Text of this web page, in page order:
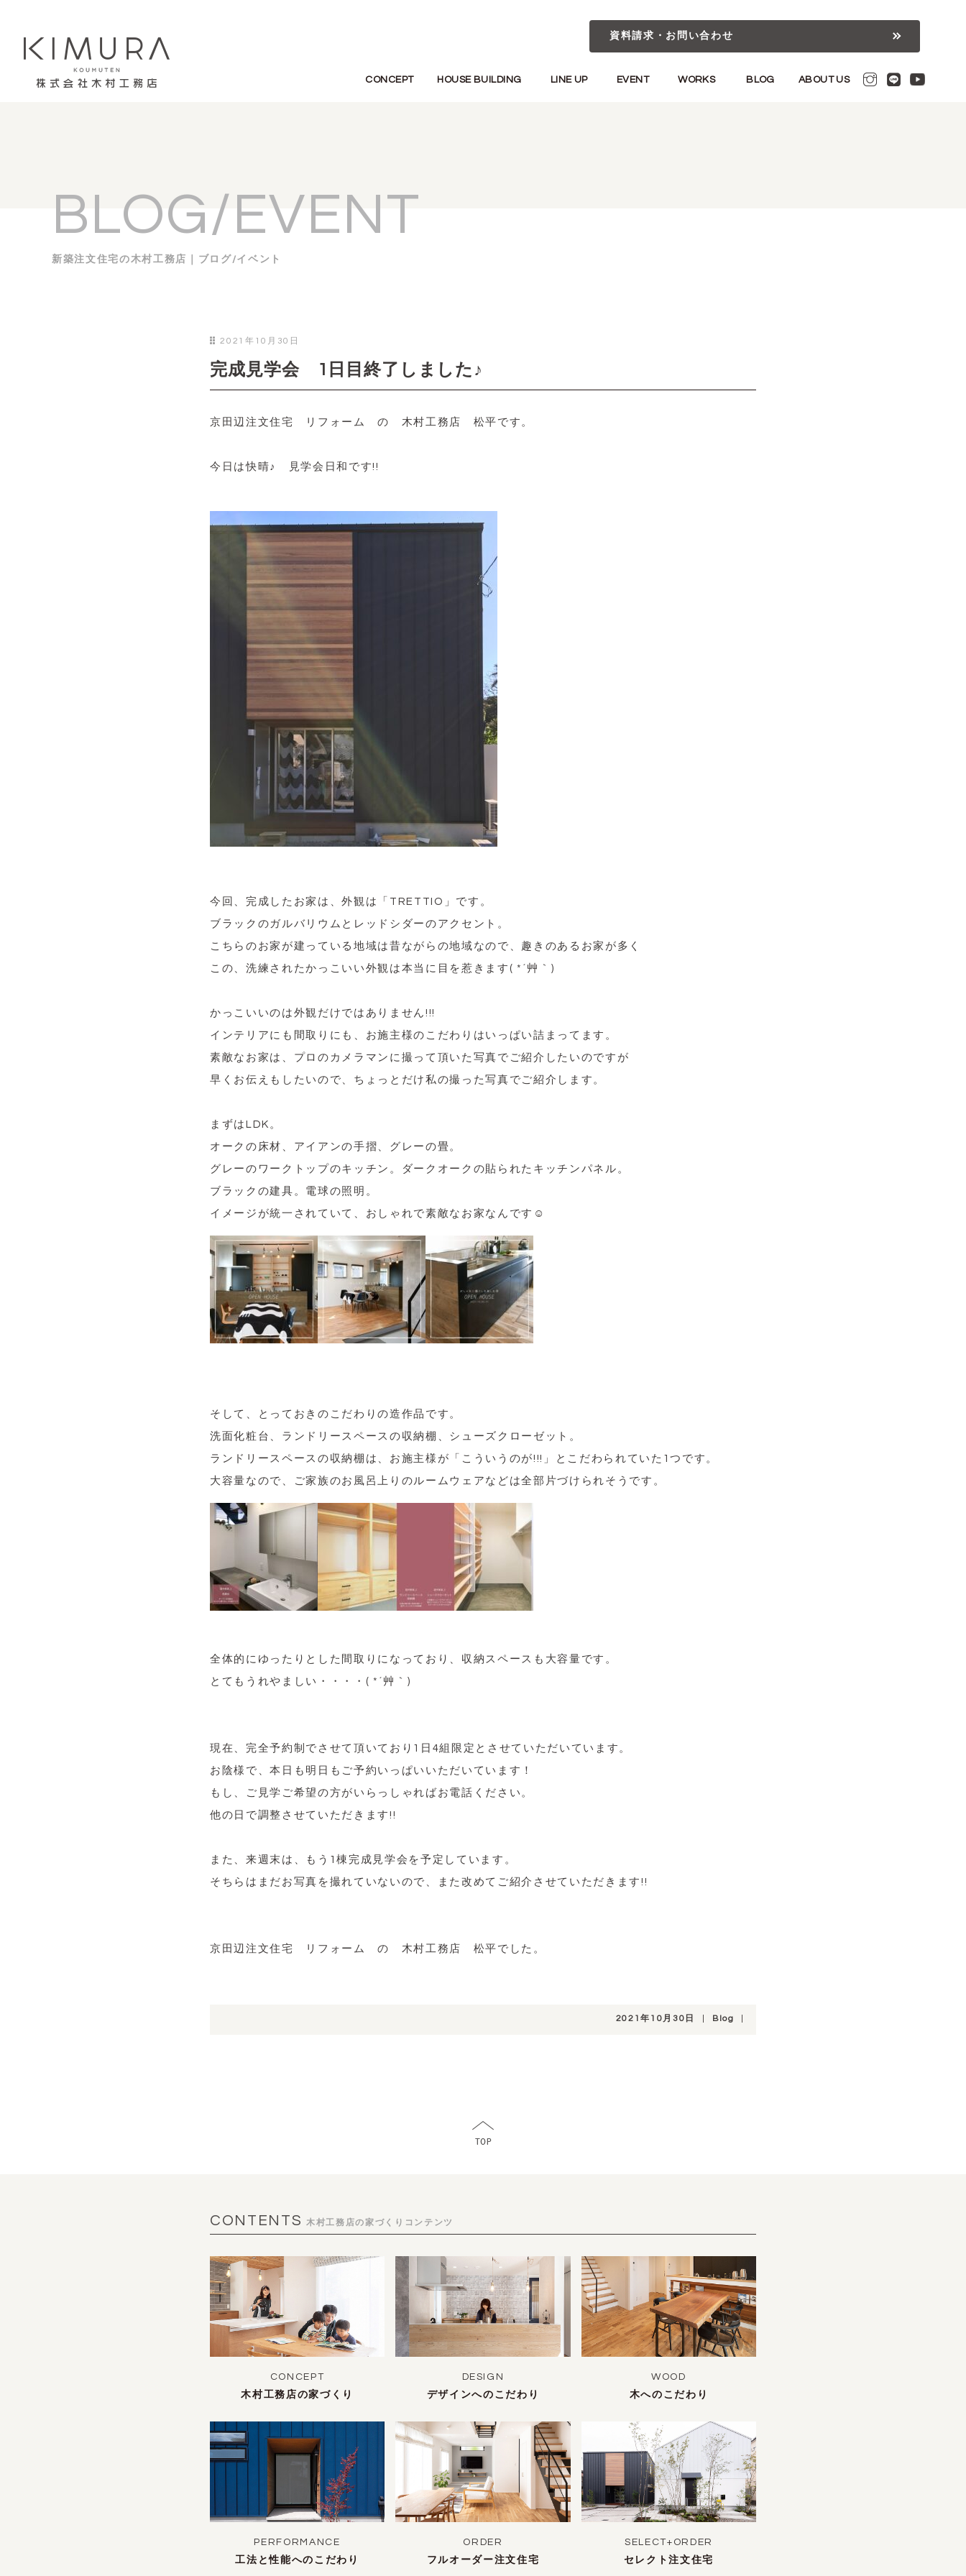
資料請求・お問い合わせ
CONCEPT HOUSE BUILDING LINE UP EVENT WORKS BLOG ABOUT US
BLOG/EVENT
新築注文住宅の木村工務店｜ブログ/イベント
2021年10月30日
完成見学会 1日目終了しました♪
京田辺注文住宅 リフォーム の 木村工務店 松平です。
今日は快晴♪ 見学会日和です!!
今回、完成したお家は、外観は「TRETTIO」です。
ブラックのガルバリウムとレッドシダーのアクセント。
こちらのお家が建っている地域は昔ながらの地域なので、趣きのあるお家が多く
この、洗練されたかっこいい外観は本当に目を惹きます( *´艸｀)
かっこいいのは外観だけではありません!!!
インテリアにも間取りにも、お施主様のこだわりはいっぱい詰まってます。
素敵なお家は、プロのカメラマンに撮って頂いた写真でご紹介したいのですが
早くお伝えもしたいので、ちょっとだけ私の撮った写真でご紹介します。
まずはLDK。
オークの床材、アイアンの手摺、グレーの畳。
グレーのワークトップのキッチン。ダークオークの貼られたキッチンパネル。
ブラックの建具。電球の照明。
イメージが統一されていて、おしゃれで素敵なお家なんです☺
そして、とっておきのこだわりの造作品です。
洗面化粧台、ランドリースペースの収納棚、シューズクローゼット。
ランドリースペースの収納棚は、お施主様が「こういうのが!!!」とこだわられていた1つです。
大容量なので、ご家族のお風呂上りのルームウェアなどは全部片づけられそうです。
全体的にゆったりとした間取りになっており、収納スペースも大容量です。
とてもうれやましい・・・・( *´艸｀)
現在、完全予約制でさせて頂いており1日4組限定とさせていただいています。
お陰様で、本日も明日もご予約いっぱいいただいています！
もし、ご見学ご希望の方がいらっしゃればお電話ください。
他の日で調整させていただきます!!
また、来週末は、もう1棟完成見学会を予定しています。
そちらはまだお写真を撮れていないので、また改めてご紹介させていただきます!!
京田辺注文住宅 リフォーム の 木村工務店 松平でした。
2021年10月30日 Blog
CONTENTS 木村工務店の家づくりコンテンツ
CONCEPT
木村工務店の家づくり
DESIGN
デザインへのこだわり
WOOD
木へのこだわり
PERFORMANCE
工法と性能へのこだわり
ORDER
フルオーダー注文住宅
SELECT+ORDER
セレクト注文住宅